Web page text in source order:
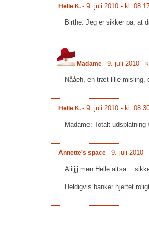
Helle K. - 9. juli 2010 - kl.
Birthe: Jeg er sikker på, at
Madame - 9. juli 2010 -
Nååeh, en træt lille misling,
Helle K. - 9. juli 2010 - kl.
Madame: Totalt udsplatning
Annette's space - 9. juli 2010 -
Aiiijjj men Helle
Heldigvis banker hjertet